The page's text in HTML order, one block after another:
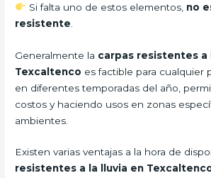
Si falta uno de estos elementos, no
resistente
Generalmente la carpas resistentes a
Texcaltenco es factible para cualquier
en diferentes temporadas del año,
costos y haciendo usos en zonas
ambientes.
Existen varias ventajas a la hora de
resistentes a la lluvia en